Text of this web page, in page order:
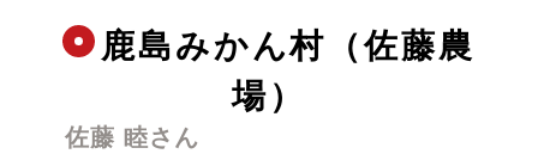
鹿島みかん村（佐藤農
場）
佐藤 睦さん